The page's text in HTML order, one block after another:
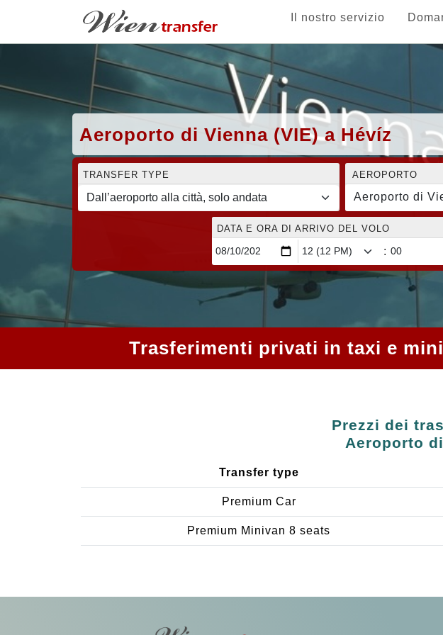
Il nostro servizio
Aeroporto di Vienna (VIE) a Hévíz
TRANSFER TYPE AEROPORTO
Aeroporto di
DATA E ORA DI ARRIVO DEL VOLO
:
Trasferimenti privati in taxi e
Prezzi dei
Aeroporto
Transfer type
Premium Car
Premium Minivan 8 seats